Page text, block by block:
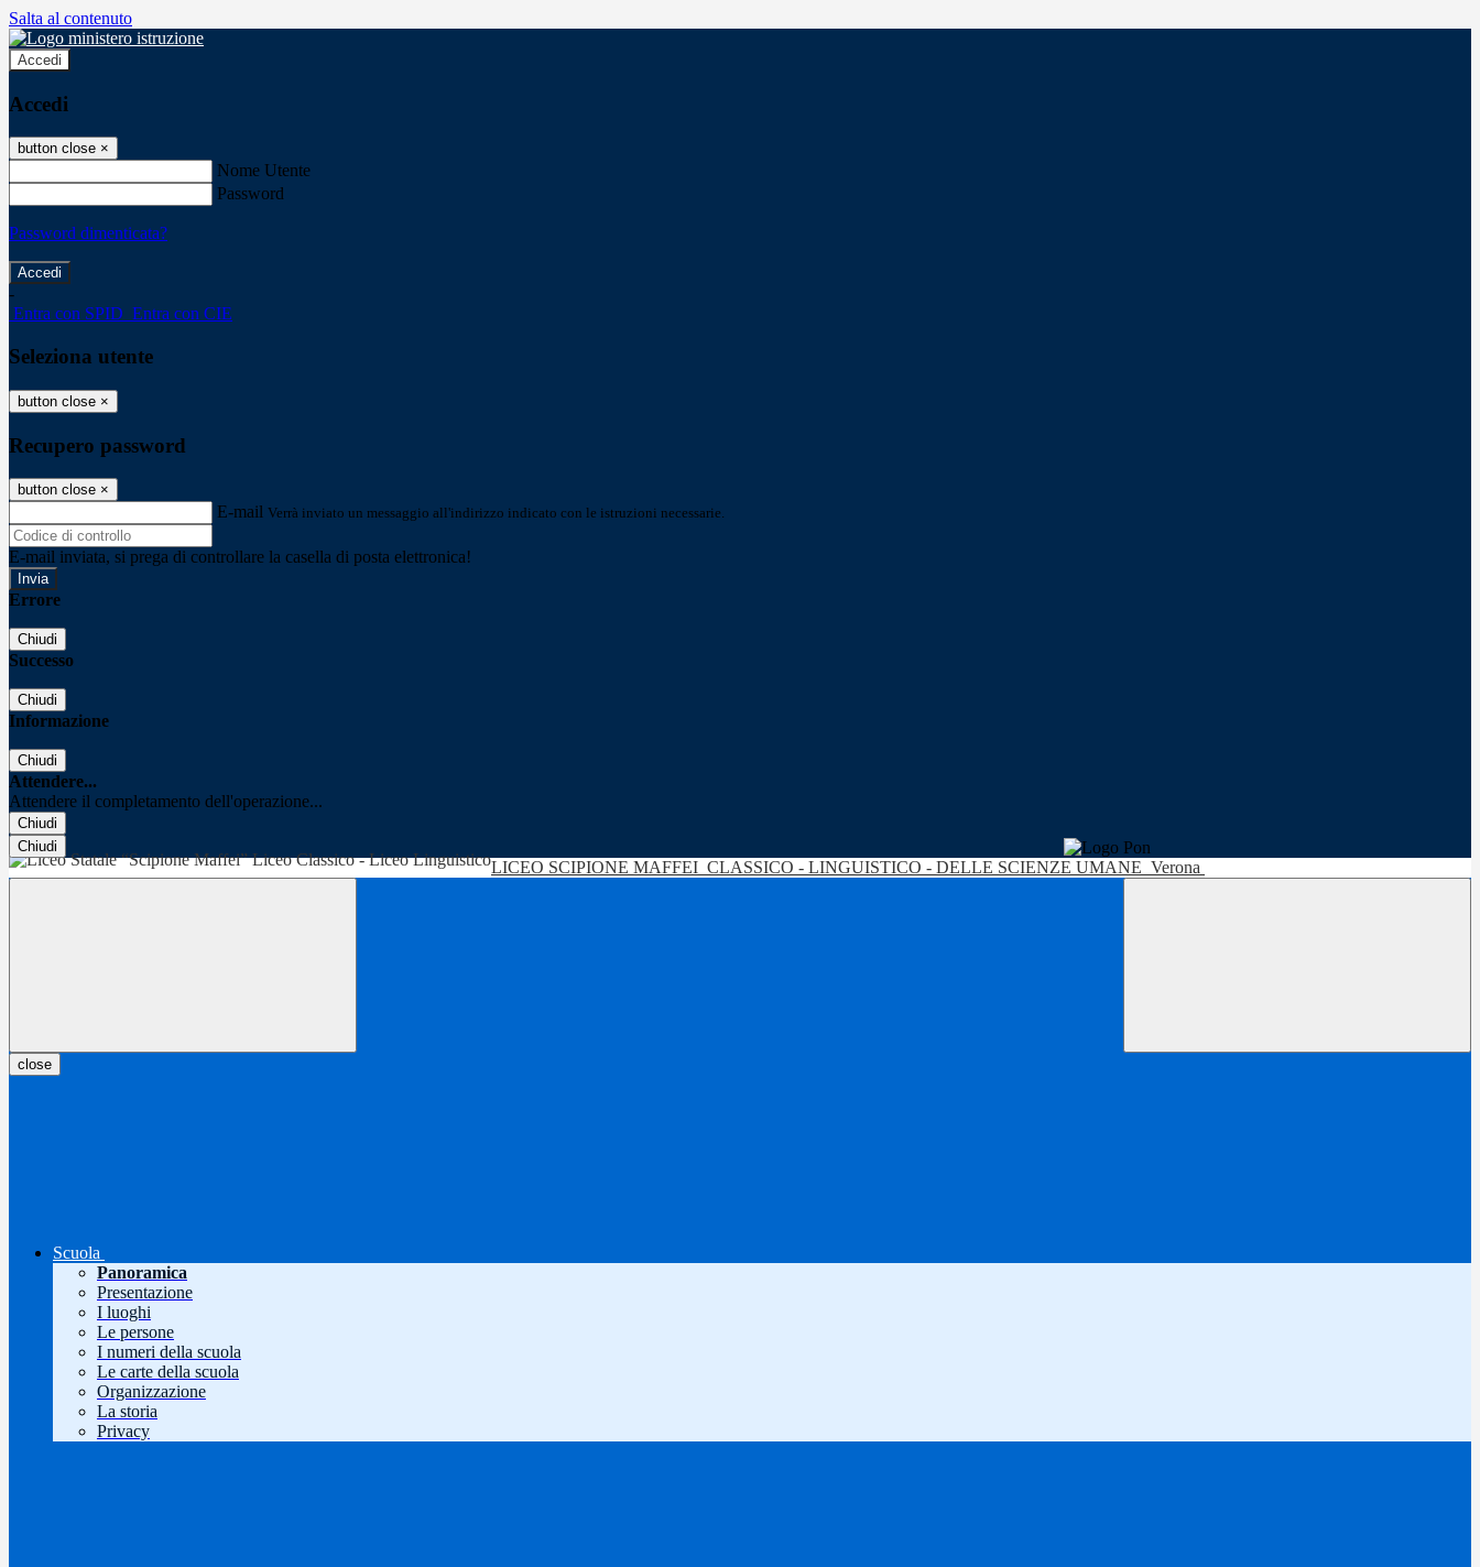
Salta al contenuto
Accedi
Accedi
button close ×
Nome Utente
Password
Password dimenticata?
-
Entra con SPID Entra con CIE
Seleziona utente
button close ×
Recupero password
button close ×
E-mail Verrà inviato un messaggio all'indirizzo indicato con le istruzioni necessarie.
E-mail inviata, si prega di controllare la casella di posta elettronica!
Errore
Chiudi
Successo
Chiudi
Informazione
Chiudi
Attendere...
Attendere il completamento dell'operazione...
Chiudi
Chiudi
LICEO SCIPIONE MAFFEI CLASSICO - LINGUISTICO - DELLE SCIENZE UMANE Verona
close
Scuola
Panoramica
Presentazione
I luoghi
Le persone
I numeri della scuola
Le carte della scuola
Organizzazione
La storia
Privacy